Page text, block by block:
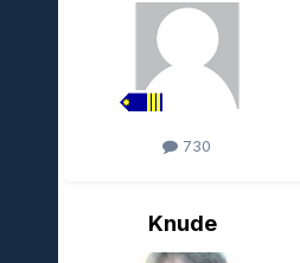
730
Knude